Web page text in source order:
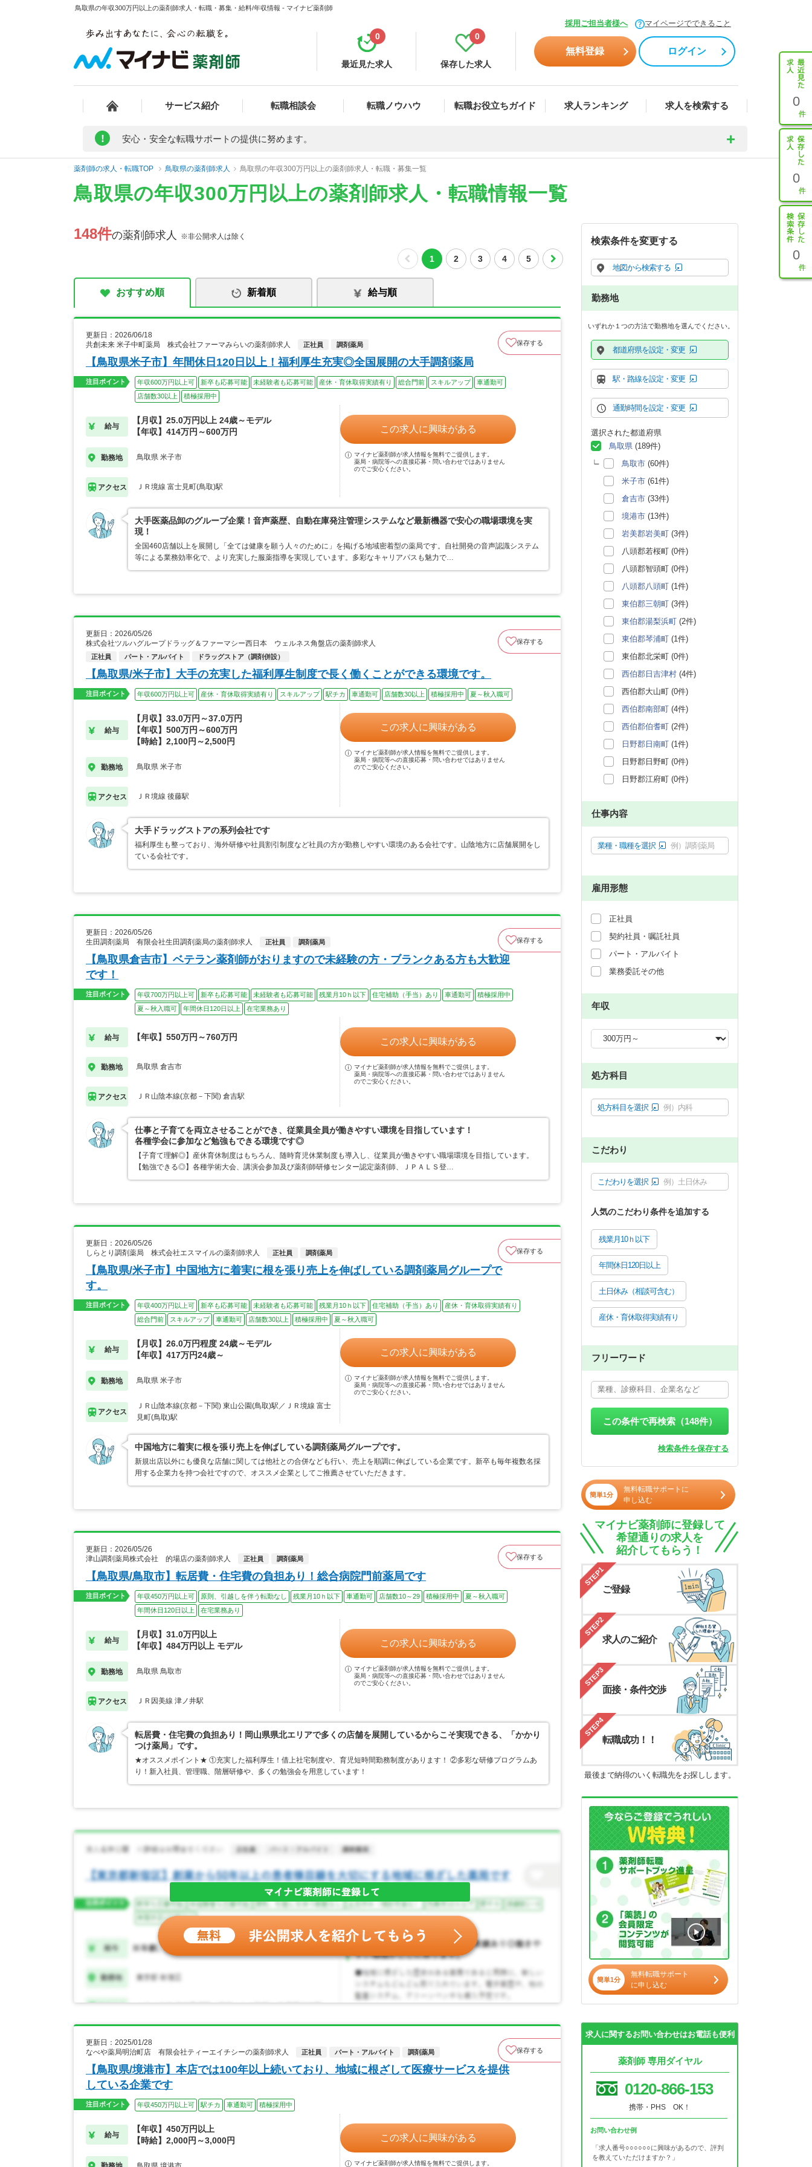
鳥取県の年収300万円以上の薬剤師求人・転職・募集・給料/年収情報 - マイナビ薬剤師
採用ご担当者様へ マイページでできること
最近見た求人
0
保存した求人
0
無料登録 ログイン
サービス紹介 転職相談会 転職ノウハウ 転職お役立ちガイド 求人ランキング 求人を検索する 0
0
0
! 安心・安全な転職サポートの提供に努めます。
薬剤師の求人・転職TOP 鳥取県の薬剤師求人 鳥取県の年収300万円以上の薬剤師求人・転職・募集一覧
鳥取県の年収300万円以上の薬剤師求人・転職情報一覧
148件の薬剤師求人 ※非公開求人は除く
1 2 3 4 5
おすすめ順 新着順 給与順
更新日：2026/06/18
共創未来 米子中町薬局 株式会社ファーマみらいの薬剤師求人
正社員 調剤薬局 保存する
【鳥取県米子市】年間休日120日以上！福利厚生充実◎全国展開の大手調剤薬局
注目ポイント 年収600万円以上可 新卒も応募可能 未経験者も応募可能 産休・育休取得実績有り 総合門前 スキルアップ
車通勤可
店舗数30以上
積極採用中
給与
【月収】25.0万円以上 24歳～モデル
【年収】414万円～600万円
勤務地 鳥取県 米子市
アクセス ＪＲ境線 富士見町(鳥取)駅
この求人に興味がある
マイナビ薬剤師が求人情報を無料でご提供します。
薬局・病院等への直接応募・問い合わせではありません
のでご安心ください。
大手医薬品卸のグループ企業！音声薬歴、自動在庫発注管理システムなど最新機器で安心の職場環境を実
現！
全国460店舗以上を展開し「全ては健康を願う人々のために」を掲げる地域密着型の薬局です。自社開発の音声認識システム
等による業務効率化で、より充実した服薬指導を実現しています。多彩なキャリアパスも魅力で…
更新日：2026/05/26
株式会社ツルハグループドラッグ＆ファーマシー西日本 ウェルネス角盤店の薬剤師求人
正社員 パート・アルバイト ドラッグストア（調剤併設）
保存する
【鳥取県/米子市】大手の充実した福利厚生制度で長く働くことができる環境です。
注目ポイント 年収600万円以上可 産休・育休取得実績有り スキルアップ 駅チカ 車通勤可 店舗数30以上 積極採用中 夏～秋入職可
給与
【月収】33.0万円～37.0万円
【年収】500万円～600万円
【時給】2,100円～2,500円
勤務地 鳥取県 米子市
アクセス ＪＲ境線 後藤駅
この求人に興味がある
マイナビ薬剤師が求人情報を無料でご提供します。
薬局・病院等への直接応募・問い合わせではありません
のでご安心ください。
大手ドラッグストアの系列会社です
福利厚生も整っており、海外研修や社員割引制度など社員の方が勤務しやすい環境のある会社です。山陰地方に店舗展開をし
ている会社です。
更新日：2026/05/26
生田調剤薬局 有限会社生田調剤薬局の薬剤師求人
正社員 調剤薬局 保存する
【鳥取県倉吉市】ベテラン薬剤師がおりますので未経験の方・ブランクある方も大歓迎
です！
注目ポイント 年収700万円以上可 新卒も応募可能 未経験者も応募可能 残業月10ｈ以下 住宅補助（手当）あり 車通勤可
積極採用中
夏～秋入職可
年間休日120日以上 在宅業務あり
給与 【年収】550万円～760万円
勤務地 鳥取県 倉吉市
アクセス ＪＲ山陰本線(京都－下関) 倉吉駅
この求人に興味がある
マイナビ薬剤師が求人情報を無料でご提供します。
薬局・病院等への直接応募・問い合わせではありません
のでご安心ください。
仕事と子育てを両立させることができ、従業員全員が働きやすい環境を目指しています！
各種学会に参加など勉強もできる環境です◎
【子育て理解◎】産休育休制度はもちろん、随時育児休業制度も導入し、従業員が働きやすい職場環境を目指しています。
【勉強できる◎】各種学術大会、講演会参加及び薬剤師研修センター認定薬剤師、ＪＰＡＬＳ登…
更新日：2026/05/26
しらとり調剤薬局 株式会社エスマイルの薬剤師求人
正社員 調剤薬局 保存する
【鳥取県/米子市】中国地方に着実に根を張り売上を伸ばしている調剤薬局グループで
す。
注目ポイント 年収400万円以上可 新卒も応募可能 未経験者も応募可能 残業月10ｈ以下 住宅補助（手当）あり
産休・育休取得実績有り
総合門前
スキルアップ 車通勤可 店舗数30以上 積極採用中 夏～秋入職可
給与
【月収】26.0万円程度 24歳～モデル
【年収】417万円24歳～
勤務地 鳥取県 米子市
アクセス
ＪＲ山陰本線(京都－下関) 東山公園(鳥取)駅／ＪＲ境線 富士
見町(鳥取)駅
この求人に興味がある
マイナビ薬剤師が求人情報を無料でご提供します。
薬局・病院等への直接応募・問い合わせではありません
のでご安心ください。
中国地方に着実に根を張り売上を伸ばしている調剤薬局グループです。
新規出店以外にも優良な店舗に関しては他社との合併なども行い、売上を順調に伸ばしている企業です。新卒も毎年複数名採
用する企業力を持つ会社ですので、オススメ企業としてご推薦させていただきます。
更新日：2026/05/26
津山調剤薬局株式会社 的場店の薬剤師求人
正社員 調剤薬局 保存する
【鳥取県/鳥取市】転居費・住宅費の負担あり！総合病院門前薬局です
注目ポイント 年収450万円以上可 原則、引越しを伴う転勤なし 残業月10ｈ以下 車通勤可 店舗数10～29 積極採用中
夏～秋入職可
年間休日120日以上
在宅業務あり
給与
【月収】31.0万円以上
【年収】484万円以上 モデル
勤務地 鳥取県 鳥取市
アクセス ＪＲ因美線 津ノ井駅
この求人に興味がある
マイナビ薬剤師が求人情報を無料でご提供します。
薬局・病院等への直接応募・問い合わせではありません
のでご安心ください。
転居費・住宅費の負担あり！岡山県県北エリアで多くの店舗を展開しているからこそ実現できる、「かかり
つけ薬局」です。
★オススメポイント★ ①充実した福利厚生！借上社宅制度や、育児短時間勤務制度があります！ ②多彩な研修プログラムあ
り！新入社員、管理職、階層研修や、多くの勉強会を用意しています！
更新日：2025/01/28
なべや薬局明治町店 有限会社ティーエイチシーの薬剤師求人
正社員 パート・アルバイト 調剤薬局 保存する
【鳥取県/境港市】本店では100年以上続いており、地域に根ざして医療サービスを提供
している企業です
注目ポイント 年収450万円以上可 駅チカ 車通勤可 積極採用中
給与
【年収】450万円以上
【時給】2,000円～3,000円
この求人に興味がある
マイナビ薬剤師が求人情報を無料でご提供します。
検索条件を変更する
地図から検索する
勤務地
いずれか１つの方法で勤務地を選んでください。
都道府県を設定・変更
駅・路線を設定・変更
通勤時間を設定・変更
選択された都道府県
鳥取県 (189件)
鳥取市 (60件)
米子市 (61件)
倉吉市 (33件)
境港市 (13件)
岩美郡岩美町 (3件)
八頭郡若桜町 (0件)
八頭郡智頭町 (0件)
八頭郡八頭町 (1件)
東伯郡三朝町 (3件)
東伯郡湯梨浜町 (2件)
東伯郡琴浦町 (1件)
東伯郡北栄町 (0件)
西伯郡日吉津村 (4件)
西伯郡大山町 (0件)
西伯郡南部町 (4件)
西伯郡伯耆町 (2件)
日野郡日南町 (1件)
日野郡日野町 (0件)
日野郡江府町 (0件)
仕事内容
業種・職種を選択 例）調剤薬局
雇用形態
正社員
契約社員・嘱託社員
パート・アルバイト
業務委託その他
年収
処方科目
処方科目を選択 例）内科
こだわり
こだわりを選択 例）土日休み
人気のこだわり条件を追加する
残業月10ｈ以下
年間休日120日以上
土日休み（相談可含む）
産休・育休取得実績有り
フリーワード
この条件で再検索（148件）
検索条件を保存する
簡単1分
無料転職サポートに
申し込む
マイナビ薬剤師に登録して
希望通りの求人を
紹介してもらう！
STEP1
ご登録
STEP2
求人のご紹介
STEP3
面接・条件交渉
STEP4
転職成功！！
最後まで納得のいく転職先をお探しします。
簡単1分
無料転職サポート
に申し込む
求人に関するお問い合わせはお電話も便利
薬剤師 専用ダイヤル
0120-866-153
携帯・PHS OK！
お問い合わせ例
「求人番号○○○○○○に興味があるので、評判
を教えていただけますか？」